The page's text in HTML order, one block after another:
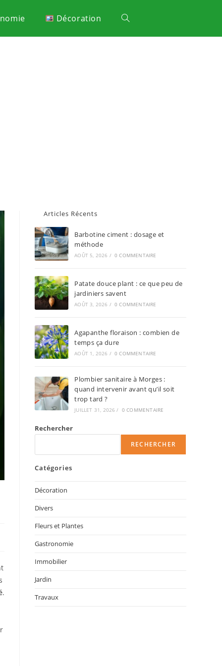
Décoration
.
Articles Récents
Barbotine ciment : dosage et
méthode
AOÛT 5, 2026 / 0 COMMENTAIRE
Patate douce plant : ce que peu de
jardiniers savent
AOÛT 3, 2026 / 0 COMMENTAIRE
Agapanthe floraison : combien de
temps ça dure
AOÛT 1, 2026 / 0 COMMENTAIRE
Plombier sanitaire à Morges :
quand intervenir avant qu’il soit
trop tard ?
JUILLET 31, 2026 / 0 COMMENTAIRE
Rechercher
RECHERCHER
Catégories
Décoration
Divers
Fleurs et Plantes
Gastronomie
Immobilier
Jardin
Travaux